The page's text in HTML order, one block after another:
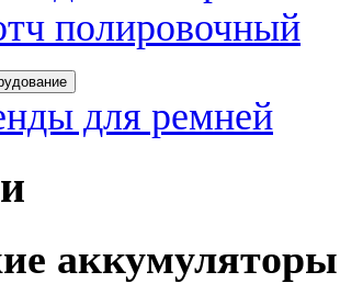
полировочный
для ремней